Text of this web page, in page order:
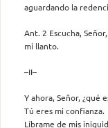
aguardando la
Ant. 2 Escucha,
mi llanto.
–II–
Y ahora, Señor, ¿qué
Tú eres mi confianza.
Líbrame de mis